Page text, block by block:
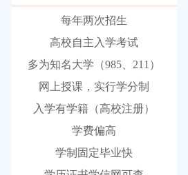
每年两次招生
高校自主入学考试
多为知名大学（985、211）
网上授课，实行学分制
入学有学籍（高校注册）
学费偏高
学制固定毕业快